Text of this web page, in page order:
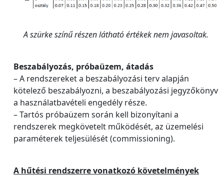
A szürke színű részen látható értékek nem javasoltak.
Beszabályozás, próbaüzem, átadás
– A rendszereket a beszabályozási terv alapján
kötelező beszabályozni, a beszabályozási jegyzőkönyv
a használatbavételi engedély része.
– Tartós próbaüzem során kell bizonyítani a
rendszerek megkövetelt működését, az üzemelési
paraméterek teljesülését (commissioning).
A hűtési rendszerre vonatkozó követelmények